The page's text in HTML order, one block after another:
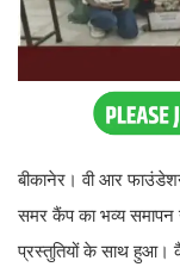
बीकानेर। वी आर
समर कैंप का भव्य समापन
प्रस्तुतियों के साथ हुआ।